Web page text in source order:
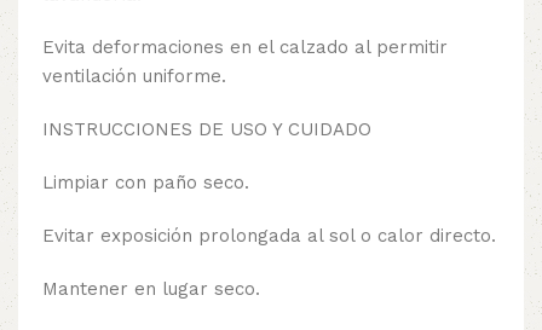
Evita deformaciones en el calzado al permitir
ventilación uniforme.
INSTRUCCIONES DE USO Y CUIDADO
Limpiar con paño seco.
Evitar exposición prolongada al sol o calor directo.
Mantener en lugar seco.